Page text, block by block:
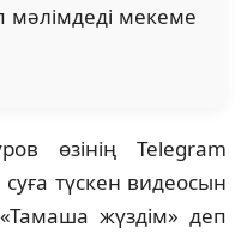
мекеме
өзінің Telegram
суға түскен видеосын
жүздім» деп